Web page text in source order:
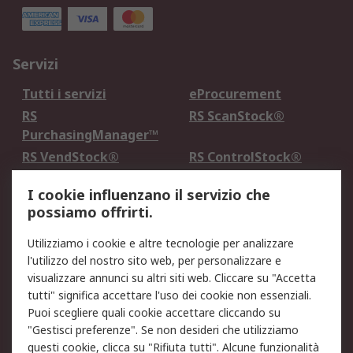
Servizi
Tutti i servizi
eProcurement
RS
PurchasingManager™
RS ScanStock®
RS VendStock®
RS ControlStock®
Legale
Informativa Cookie
Informativa Privacy -
Aggiornata
Email Security
Termini d'uso
Condizioni di vendita
Condizioni generali di
servizio
I cookie influenzano il servizio che
possiamo offrirti.
Utilizziamo i cookie e altre tecnologie per analizzare
l'utilizzo del nostro sito web, per personalizzare e
visualizzare annunci su altri siti web. Cliccare su "Accetta
tutti" significa accettare l'uso dei cookie non essenziali.
Puoi scegliere quali cookie accettare cliccando su
"Gestisci preferenze". Se non desideri che utilizziamo
questi cookie, clicca su "Rifiuta tutti". Alcune funzionalità